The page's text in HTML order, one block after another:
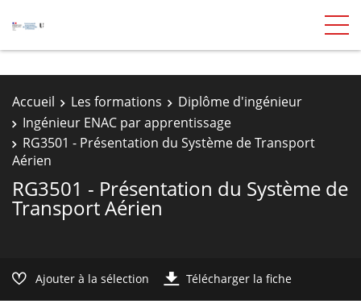
Accueil Les formations
Diplôme d'ingénieur
Ingénieur ENAC par apprentissage
RG3501 - Présentation du Système de Transport
Aérien
RG3501 - Présentation du Système de
Transport Aérien
Ajouter à la sélection Télécharger la fiche